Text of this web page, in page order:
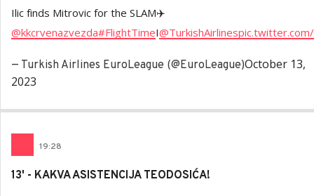
Ilic finds Mitrovic for the SLAM✈️
@kkcrvenazvezda#FlightTimeI@TurkishAirlines
— Turkish Airlines EuroLeague (@EuroLeague)October 13,
2023
19:28
13' - KAKVA ASISTENCIJA TEODOSIĆA!